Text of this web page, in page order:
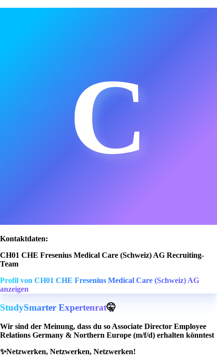
C
Kontaktdaten:
CH01 CHE Fresenius Medical Care (Schweiz) AG Recruiting-
Team
Profil von CH01 CHE Fresenius Medical Care (Schweiz) AG
anzeigen
StudySmarter Expertenrat🤫
Wir sind der Meinung, dass du so Associate Director Employee
Relations Germany & Northern Europe (m/f/d) erhalten könntest
✨Netzwerken, Netzwerken, Netzwerken!